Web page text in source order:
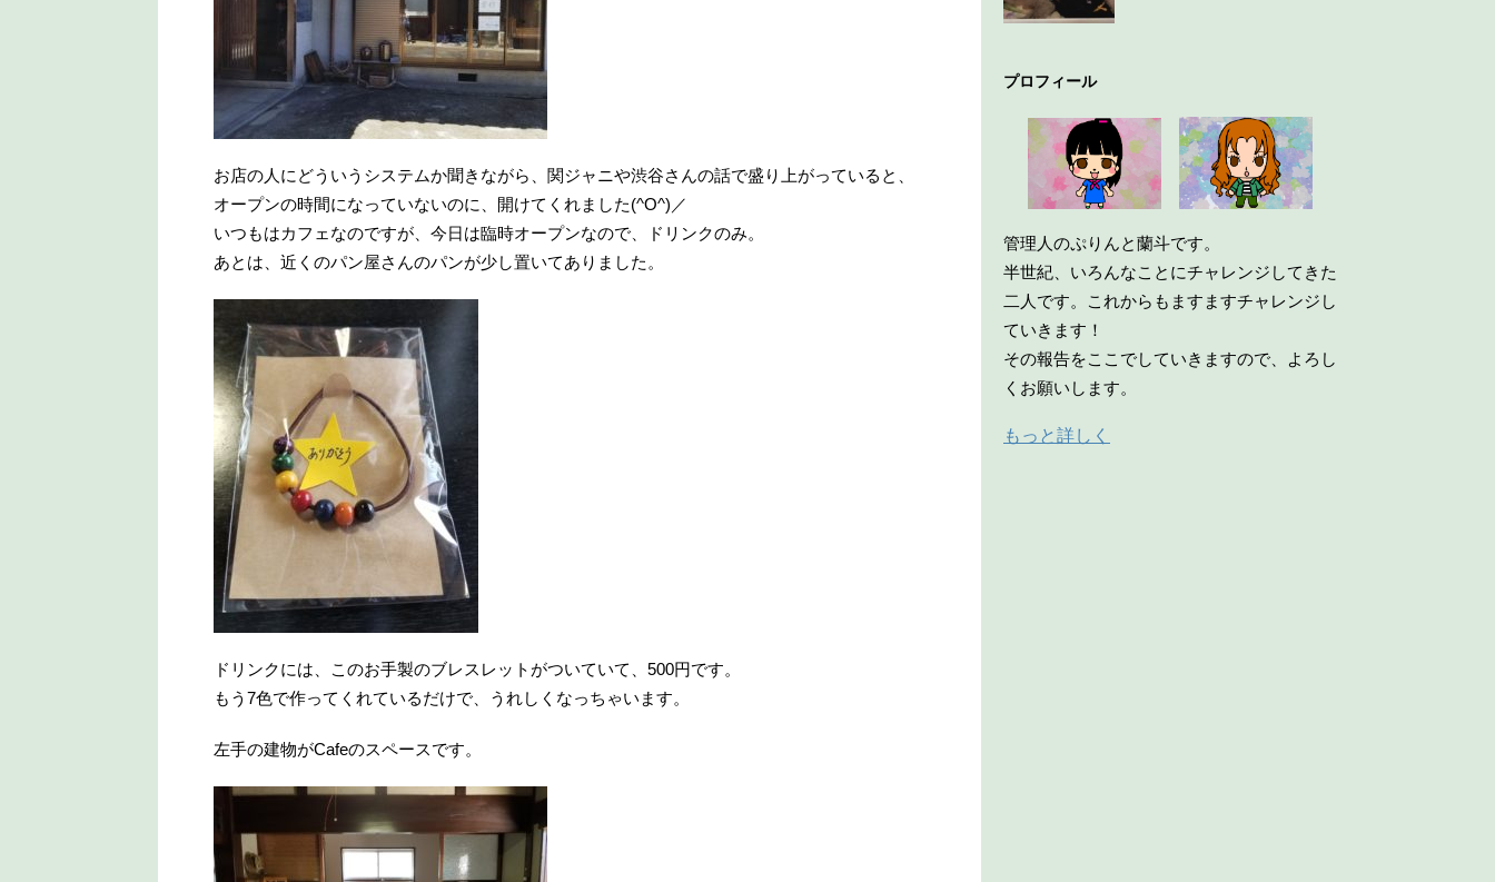
お店の人にどういうシステムか聞きながら、関ジャニや渋谷さんの話で盛り上がっていると、
オープンの時間になっていないのに、開けてくれました(^O^)／
いつもはカフェなのですが、今日は臨時オープンなので、ドリンクのみ。
あとは、近くのパン屋さんのパンが少し置いてありました。
ドリンクには、このお手製のブレスレットがついていて、500円です。
もう7色で作ってくれているだけで、うれしくなっちゃいます。
左手の建物がCafeのスペースです。
プロフィール
管理人のぷりんと蘭斗です。
半世紀、いろんなことにチャレンジしてきた
二人です。これからもますますチャレンジし
ていきます！
その報告をここでしていきますので、よろし
くお願いします。
もっと詳しく